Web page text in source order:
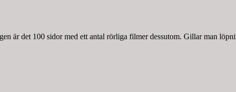
är det 100 sidor med ett antal rörliga filmer dessutom. Gillar man